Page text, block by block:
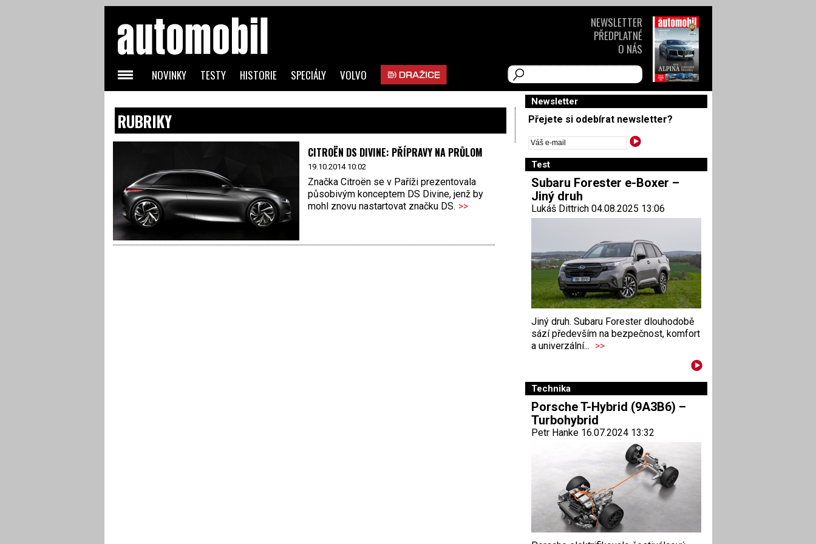
RUBRIKY
CITROËN DS DIVINE: PŘÍPRAVY NA PRŮLOM
19.10.2014 10:02
Značka Citroën se v Paříži prezentovala
působivým konceptem DS Divine, jenž by
mohl znovu nastartovat značku DS. >>
Newsletter
Přejete si odebírat newsletter?
Test
Subaru Forester e-Boxer –
Jiný druh
Lukáš Dittrich 04.08.2025 13:06
Jiný druh. Subaru Forester dlouhodobě
sází především na bezpečnost, komfort
a univerzální... >>
Technika
Porsche T-Hybrid (9A3B6) –
Turbohybrid
Petr Hanke 16.07.2024 13:32
NOVINKY TESTY HISTORIE SPECIÁLY VOLVO
NEWSLETTER
PŘEDPLATNÉ
O NÁS